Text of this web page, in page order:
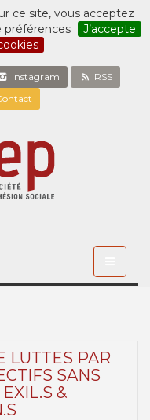
ce site, vous acceptez
préférences
J’accepte
Instagram
RSS
LUTTES PAR
SANS
&